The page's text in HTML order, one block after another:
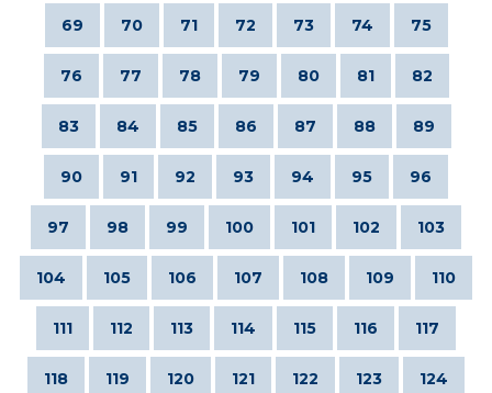
69 70 71 72 73 74 75
76 77 78 79 80 81 82
83 84 85 86 87 88 89
90 91 92 93 94 95 96
97 98 99 100 101 102 103
104 105 106 107 108 109 110
111 112 113 114 115 116 117
118 119 120 121 122 123 124